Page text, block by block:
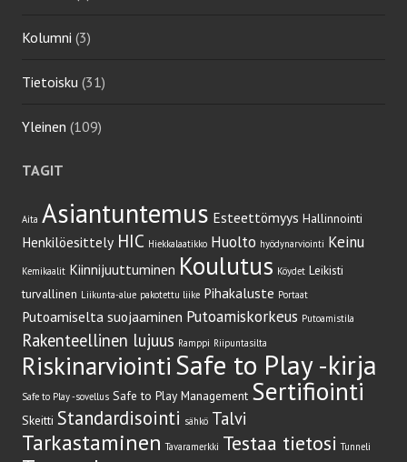
Kolumni (3)
Tietoisku (31)
Yleinen (109)
TAGIT
Aita Asiantuntemus Esteettömyys Hallinnointi
Henkilöesittely HIC Hiekkalaatikko Huolto hyödynarviointi Keinu
Kemikaalit Kiinnijuuttuminen Koulutus Köydet Leikisti
turvallinen Liikunta-alue pakotettu liike Pihakaluste Portaat
Putoamiselta suojaaminen Putoamiskorkeus Putoamistila
Rakenteellinen lujuus Ramppi Riipuntasilta
Riskinarviointi Safe to Play -kirja
Safe to Play -sovellus Safe to Play Management Sertifiointi
Skeitti Standardisointi sähkö Talvi
Tarkastaminen Tavaramerkki Testaa tietosi Tunneli